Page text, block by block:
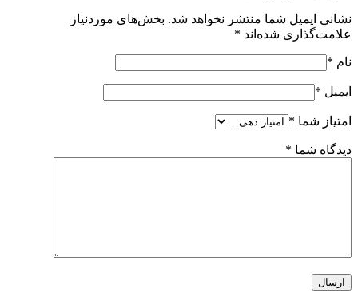
نشانی ایمیل شما منتشر نخواهد شد. بخش‌های موردنیاز
علامت‌گذاری شده‌اند *
نام *
ایمیل *
امتیاز شما *
دیدگاه شما *